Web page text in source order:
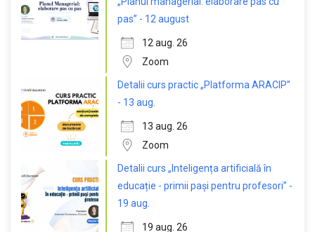
pas” - 12 august
12 aug. 26
Zoom
Detalii curs practic „Platforma ARACIP”
- 13 aug.
13 aug. 26
Zoom
Detalii curs „Inteligența artificială în
educație - primii pași pentru profesori” -
19 aug.
19 aug. 26